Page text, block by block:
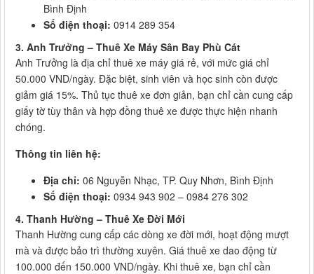
Bình Định
Số điện thoại: 0914 289 354
3. Anh Trưởng – Thuê Xe Máy Sân Bay Phù Cát
Anh Trưởng là địa chỉ thuê xe máy giá rẻ, với mức giá chỉ
50.000 VND/ngày. Đặc biệt, sinh viên và học sinh còn được
giảm giá 15%. Thủ tục thuê xe đơn giản, bạn chỉ cần cung cấp
giấy tờ tùy thân và hợp đồng thuê xe được thực hiện nhanh
chóng.
Thông tin liên hệ:
Địa chỉ: 06 Nguyễn Nhạc, TP. Quy Nhơn, Bình Định
Số điện thoại: 0934 943 902 – 0984 276 302
4. Thanh Hường – Thuê Xe Đời Mới
Thanh Hường cung cấp các dòng xe đời mới, hoạt động mượt
mà và được bảo trì thường xuyên. Giá thuê xe dao động từ
100.000 đến 150.000 VND/ngày. Khi thuê xe, bạn chỉ cần